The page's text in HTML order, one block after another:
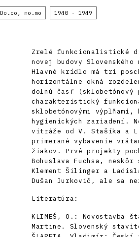
Do.co, mo.mo 1940 - 1949
Zrelé funkcionalistické
novej budovy Slovenského
Hlavné krídlo má tri
horizontálne okná
dolnú časť (sklobetónový
charakteristický
sklobetónovými
hygienických zariadení.
vitráže od V. Stašíka a L.
primerané vybavenie
žiakov. Prvé projekty
Bohuslava Fuchsa,
Klement Šilinger a
Dušan Jurkovič, ale sa
Literatúra:
KLIMEŠ, O.: Novostavba
Martine. Slovenský